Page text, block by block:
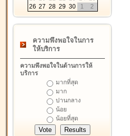
26 27 28 29 30 1 2
ความพึงพอใจในการ
ให้บริการ
ความพึงพอใจในด้านการให้
บริการ
มากที่สุด
มาก
ปานกลาง
น้อย
น้อยที่สุด